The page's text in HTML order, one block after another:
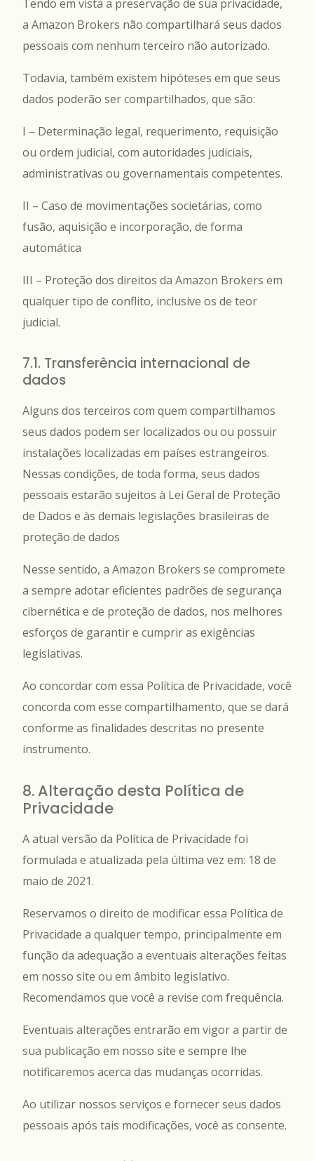
Tendo em vista a preservação de sua privacidade,
a Amazon Brokers não compartilhará seus dados
pessoais com nenhum terceiro não autorizado.
Todavia, também existem hipóteses em que seus
dados poderão ser compartilhados, que são:
I – Determinação legal, requerimento, requisição
ou ordem judicial, com autoridades judiciais,
administrativas ou governamentais competentes.
II – Caso de movimentações societárias, como
fusão, aquisição e incorporação, de forma
automática
III – Proteção dos direitos da Amazon Brokers em
qualquer tipo de conflito, inclusive os de teor
judicial.
7.1. Transferência internacional de
dados
Alguns dos terceiros com quem compartilhamos
seus dados podem ser localizados ou ou possuir
instalações localizadas em países estrangeiros.
Nessas condições, de toda forma, seus dados
pessoais estarão sujeitos à Lei Geral de Proteção
de Dados e às demais legislações brasileiras de
proteção de dados
Nesse sentido, a Amazon Brokers se compromete
a sempre adotar eficientes padrões de segurança
cibernética e de proteção de dados, nos melhores
esforços de garantir e cumprir as exigências
legislativas.
Ao concordar com essa Política de Privacidade, você
concorda com esse compartilhamento, que se dará
conforme as finalidades descritas no presente
instrumento.
8. Alteração desta Política de
Privacidade
A atual versão da Política de Privacidade foi
formulada e atualizada pela última vez em: 18 de
maio de 2021.
Reservamos o direito de modificar essa Política de
Privacidade a qualquer tempo, principalmente em
função da adequação a eventuais alterações feitas
em nosso site ou em âmbito legislativo.
Recomendamos que você a revise com frequência.
Eventuais alterações entrarão em vigor a partir de
sua publicação em nosso site e sempre lhe
notificaremos acerca das mudanças ocorridas.
Ao utilizar nossos serviços e fornecer seus dados
pessoais após tais modificações, você as consente.